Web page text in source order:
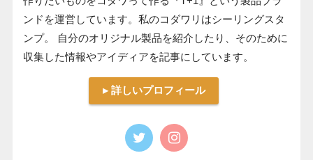
ンドを運営しています。私のコダワリはシーリングスタ
ンプ。 自分のオリジナル製品を紹介したり、そのために
収集した情報やアイディアを記事にしています。
▸ 詳しいプロフィール